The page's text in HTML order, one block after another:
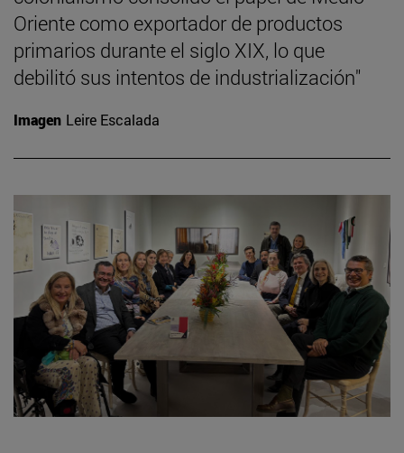
Oriente como exportador de productos
primarios durante el siglo XIX, lo que
debilitó sus intentos de industrialización"
Imagen Leire Escalada